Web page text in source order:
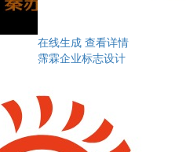
在线生成 查看详情
霈霖企业标志设计